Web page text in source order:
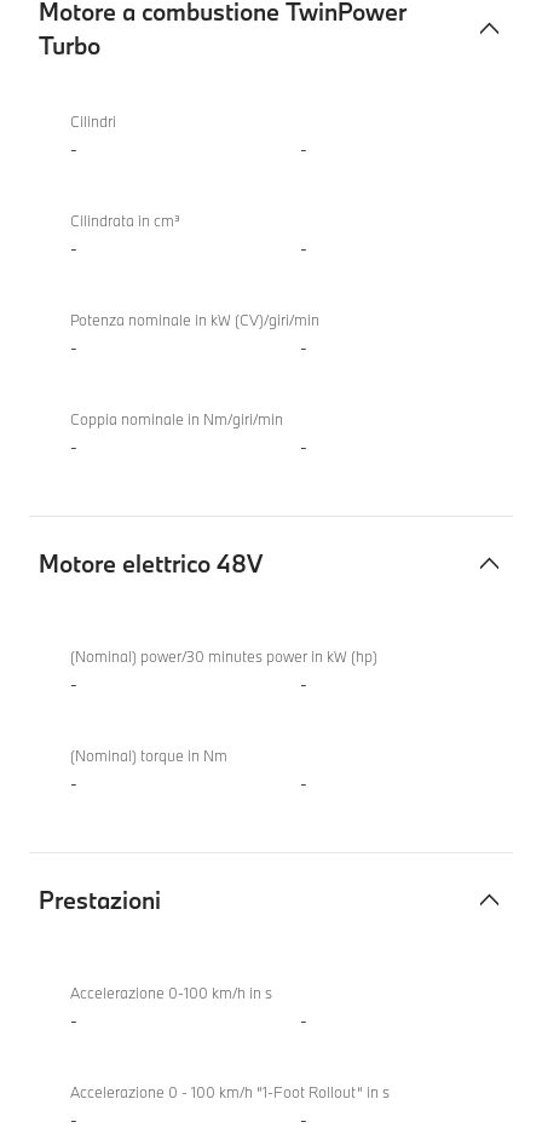
Motore a combustione TwinPower
Turbo
combustione
840d
xDrive
Cilindri
- -
Cilindrata in cm³
- -
Potenza nominale in kW (CV)/giri/min
- -
Coppia nominale in Nm/giri/min
- -
Motore elettrico 48V
elettrico
48V
840d
xDrive
(Nominal) power/30 minutes power in kW (hp)
- -
(Nominal) torque in Nm
- -
Prestazioni
840d
xDrive
Accelerazione 0-100 km/h in s
- -
Accelerazione 0 - 100 km/h “1-Foot Rollout“ in s
- -